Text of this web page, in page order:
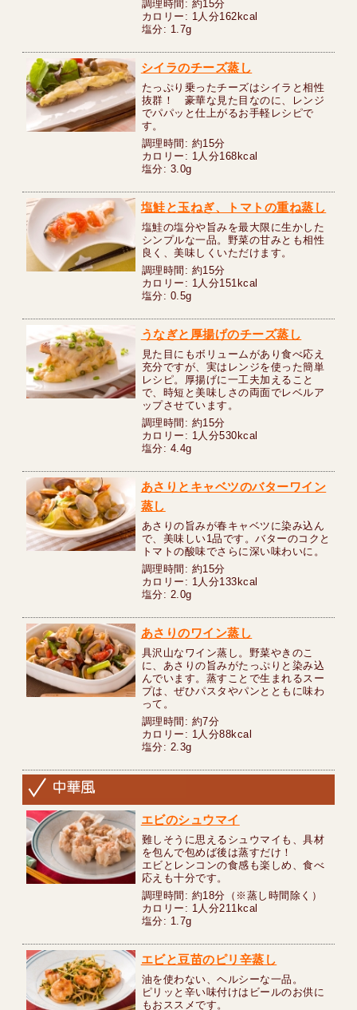
調理時間: 約15分
カロリー: 1人分162kcal
塩分: 1.7g
シイラのチーズ蒸し
たっぷり乗ったチーズはシイラと相性
抜群！ 豪華な見た目なのに、レンジ
でパパッと仕上がるお手軽レシピで
す。
調理時間: 約15分
カロリー: 1人分168kcal
塩分: 3.0g
塩鮭と玉ねぎ、トマトの重ね蒸し
塩鮭の塩分や旨みを最大限に生かした
シンプルな一品。野菜の甘みとも相性
良く、美味しくいただけます。
調理時間: 約15分
カロリー: 1人分151kcal
塩分: 0.5g
うなぎと厚揚げのチーズ蒸し
見た目にもボリュームがあり食べ応え
充分ですが、実はレンジを使った簡単
レシピ。厚揚げに一工夫加えること
で、時短と美味しさの両面でレベルア
ップさせています。
調理時間: 約15分
カロリー: 1人分530kcal
塩分: 4.4g
あさりとキャベツのバターワイン
蒸し
あさりの旨みが春キャベツに染み込ん
で、美味しい1品です。バターのコクと
トマトの酸味でさらに深い味わいに。
調理時間: 約15分
カロリー: 1人分133kcal
塩分: 2.0g
あさりのワイン蒸し
具沢山なワイン蒸し。野菜やきのこ
に、あさりの旨みがたっぷりと染み込
んでいます。蒸すことで生まれるスー
プは、ぜひパスタやパンとともに味わ
って。
調理時間: 約7分
カロリー: 1人分88kcal
塩分: 2.3g
エビのシュウマイ
難しそうに思えるシュウマイも、具材
を包んで包めば後は蒸すだけ！
エビとレンコンの食感も楽しめ、食べ
応えも十分です。
調理時間: 約18分（※蒸し時間除く）
カロリー: 1人分211kcal
塩分: 1.7g
エビと豆苗のピリ辛蒸し
油を使わない、ヘルシーな一品。
ピリッと辛い味付けはビールのお供に
もおススメです。